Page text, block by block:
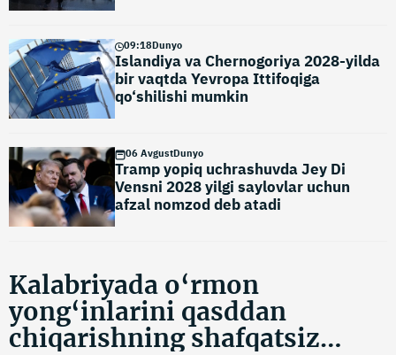
09:18Dunyo
Islandiya va Chernogoriya 2028-yilda
bir vaqtda Yevropa Ittifoqiga
qo‘shilishi mumkin
06 AvgustDunyo
Tramp yopiq uchrashuvda Jey Di
Vensni 2028 yilgi saylovlar uchun
afzal nomzod deb atadi
Kalabriyada o‘rmon
yong‘inlarini qasddan
chiqarishning shafqatsiz